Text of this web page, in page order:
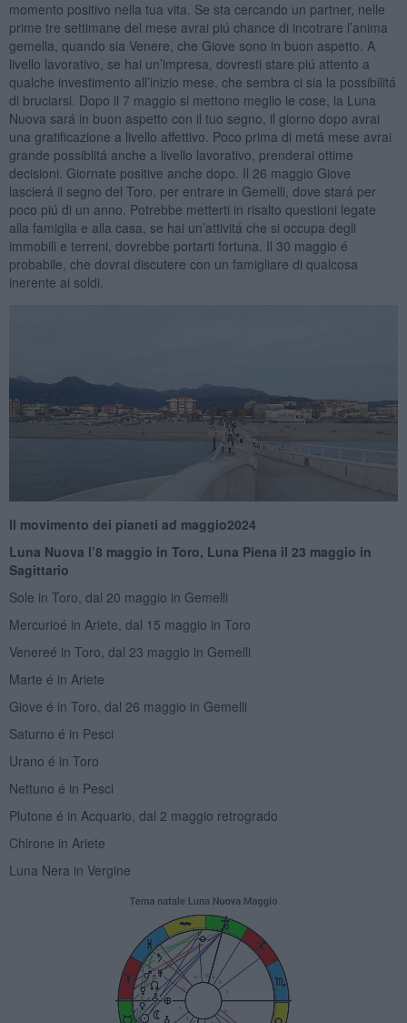
momento positivo nella tua vita. Se sta cercando un partner, nelle
prime tre settimane del mese avrai piú chance di incotrare l’anima
gemella, quando sia Venere, che Giove sono in buon aspetto. A
livello lavorativo, se hai un’impresa, dovresti stare piú attento a
qualche investimento all’inizio mese, che sembra ci sia la possibilitá
di bruciarsi. Dopo il 7 maggio si mettono meglio le cose, la Luna
Nuova sará in buon aspetto con il tuo segno, il giorno dopo avrai
una gratificazione a livello affettivo. Poco prima di metá mese avrai
grande possiblitá anche a livello lavorativo, prenderai ottime
decisioni. Giornate positive anche dopo. Il 26 maggio Giove
lascierá il segno del Toro, per entrare in Gemelli, dove stará per
poco piú di un anno. Potrebbe metterti in risalto questioni legate
alla famiglia e alla casa, se hai un’attivitá che si occupa degli
immobili e terreni, dovrebbe portarti fortuna. Il 30 maggio é
probabile, che dovrai discutere con un famigliare di qualcosa
inerente ai soldi.
Il movimento dei pianeti ad maggio2024
Luna Nuova l’8 maggio in Toro, Luna Piena il 23 maggio in
Sagittario
Sole in Toro, dal 20 maggio in Gemelli
Mercurioé in Ariete, dal 15 maggio in Toro
Venereé in Toro, dal 23 maggio in Gemelli
Marte é in Ariete
Giove é in Toro, dal 26 maggio in Gemelli
Saturno é in Pesci
Urano é in Toro
Nettuno é in Pesci
Plutone é in Acquario, dal 2 maggio retrogrado
Chirone in Ariete
Luna Nera in Vergine